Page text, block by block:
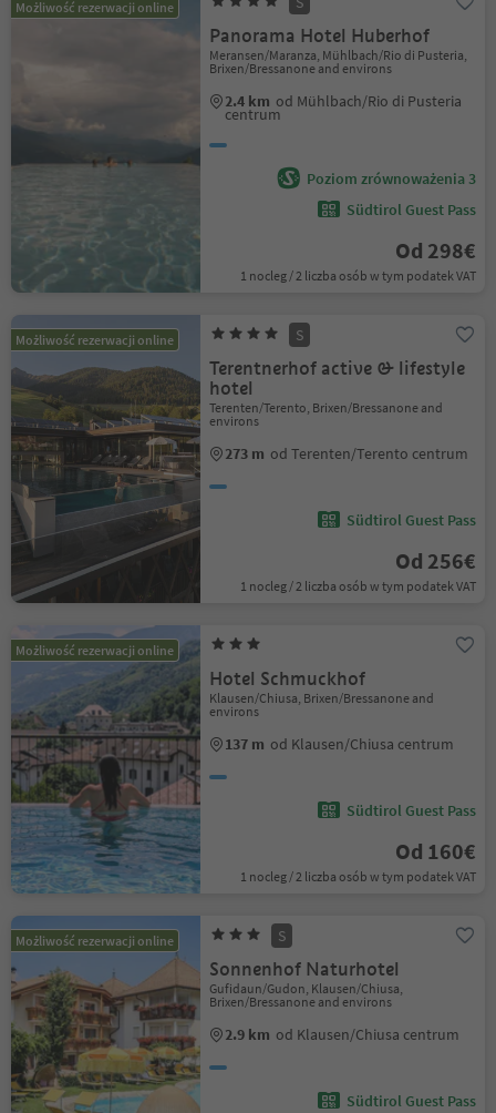
Możliwość rezerwacji online
Panorama Hotel Huberhof
Meransen/Maranza, Mühlbach/Rio di Pusteria,
Brixen/Bressanone and environs
2.4 km od Mühlbach/Rio di Pusteria
centrum
Poziom zrównoważenia 3
Südtirol Guest Pass
Od 298€
1 nocleg / 2 liczba osób w tym podatek VAT
Możliwość rezerwacji online S
Terentnerhof active & lifestyle
hotel
Terenten/Terento, Brixen/Bressanone and
environs
273 m od Terenten/Terento centrum
Südtirol Guest Pass
Od 256€
1 nocleg / 2 liczba osób w tym podatek VAT
Możliwość rezerwacji online
Hotel Schmuckhof
Klausen/Chiusa, Brixen/Bressanone and
environs
137 m od Klausen/Chiusa centrum
Südtirol Guest Pass
Od 160€
1 nocleg / 2 liczba osób w tym podatek VAT
Możliwość rezerwacji online S
Sonnenhof Naturhotel
Gufidaun/Gudon, Klausen/Chiusa,
Brixen/Bressanone and environs
2.9 km od Klausen/Chiusa centrum
Südtirol Guest Pass